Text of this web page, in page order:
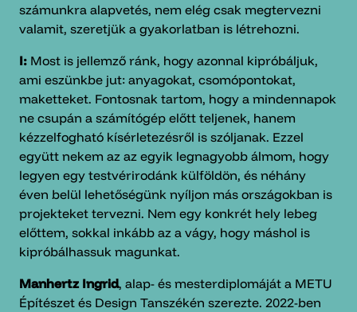
számunkra alapvetés, nem elég csak megtervezni
valamit, szeretjük a gyakorlatban is létrehozni.
I: Most is jellemző ránk, hogy azonnal kipróbáljuk,
ami eszünkbe jut: anyagokat, csomópontokat,
maketteket. Fontosnak tartom, hogy a mindennapok
ne csupán a számítógép előtt teljenek, hanem
kézzelfogható kísérletezésről is szóljanak. Ezzel
együtt nekem az az egyik legnagyobb álmom, hogy
legyen egy testvérirodánk külföldön, és néhány
éven belül lehetőségünk nyíljon más országokban is
projekteket tervezni. Nem egy konkrét hely lebeg
előttem, sokkal inkább az a vágy, hogy máshol is
kipróbálhassuk magunkat.
Manhertz Ingrid, alap- és mesterdiplomáját a METU
Építészet és Design Tanszékén szerezte. 2022-ben